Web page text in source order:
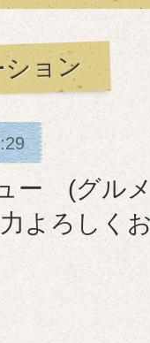
ョン
ー (グル
よろしく